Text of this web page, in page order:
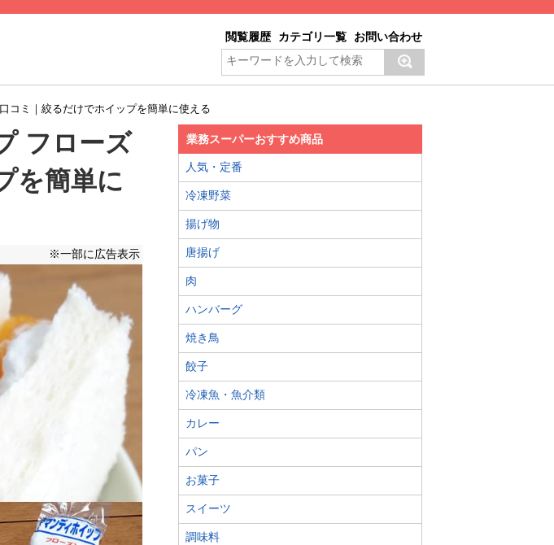
閲覧履歴 カテゴリ一覧 お問い合わせ
コミ｜絞るだけでホイップを簡単に使える
フローズ
を簡単に
※一部に広告表示
業務スーパーおすすめ商品
人気・定番
冷凍野菜
揚げ物
唐揚げ
肉
ハンバーグ
焼き鳥
餃子
冷凍魚・魚介類
カレー
パン
お菓子
スイーツ
調味料